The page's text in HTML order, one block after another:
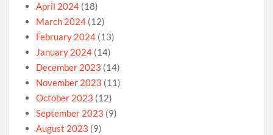
April 2024 (18)
March 2024 (12)
February 2024 (13)
January 2024 (14)
December 2023 (14)
November 2023 (11)
October 2023 (12)
September 2023 (9)
August 2023 (9)